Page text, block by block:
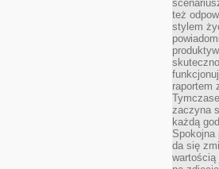
też
stylem
raportem
zaczyna
każdą
da się